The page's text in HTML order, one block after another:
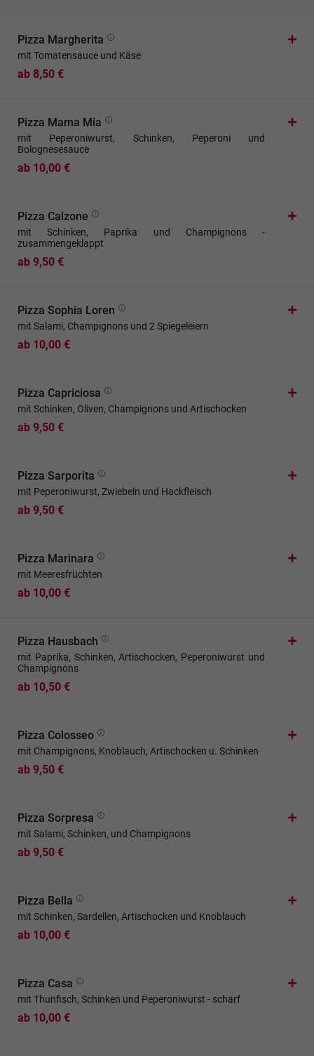
Pizza Margherita
mit Tomatensauce und Käse
ab 8,50 €
Pizza Mama Mia
mit Peperoniwurst, Schinken, Peperoni und
Bolognesesauce
ab 10,00 €
Pizza Calzone
mit Schinken, Paprika und Champignons -
zusammengeklappt
ab 9,50 €
Pizza Sophia Loren
mit Salami, Champignons und 2 Spiegeleiern
ab 10,00 €
Pizza Capriciosa
mit Schinken, Oliven, Champignons und Artischocken
ab 9,50 €
Pizza Sarporita
mit Peperoniwurst, Zwiebeln und Hackfleisch
ab 9,50 €
Pizza Marinara
mit Meeresfrüchten
ab 10,00 €
Pizza Hausbach
mit Paprika, Schinken, Artischocken, Peperoniwurst und
Champignons
ab 10,50 €
Pizza Colosseo
mit Champignons, Knoblauch, Artischocken u. Schinken
ab 9,50 €
Pizza Sorpresa
mit Salami, Schinken, und Champignons
ab 9,50 €
Pizza Bella
mit Schinken, Sardellen, Artischocken und Knoblauch
ab 10,00 €
Pizza Casa
mit Thunfisch, Schinken und Peperoniwurst - scharf
ab 10,00 €